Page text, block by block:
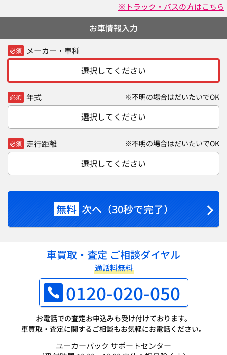
※トラック・バスの方はこちら
お車情報入力
必須 メーカー・車種
選択してください
必須 年式 ※不明の場合はだいたいでOK
選択してください
必須 走行距離 ※不明の場合はだいたいでOK
選択してください
無料 次へ（30秒で完了）
車買取・査定 ご相談ダイヤル
通話料無料
0120-020-050
お電話での査定お申込みも受け付けております。
車買取・査定に関するご相談もお気軽にお電話ください。
ユーカーパック サポートセンター